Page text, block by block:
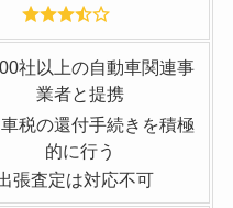
社以上の自動車関連事
業者と提携
税の還付手続きを積極
的に行う
張査定は対応不可